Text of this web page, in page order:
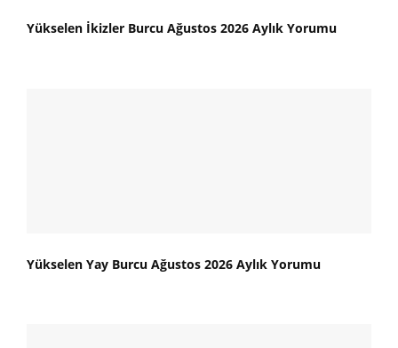
Yükselen İkizler Burcu Ağustos 2026 Aylık Yorumu
Yükselen Yay Burcu Ağustos 2026 Aylık Yorumu